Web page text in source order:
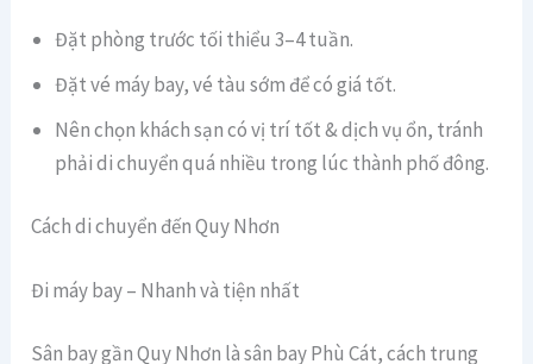
Đặt phòng trước tối thiểu 3–4 tuần.
Đặt vé máy bay, vé tàu sớm để có giá tốt.
Nên chọn khách sạn có vị trí tốt & dịch vụ ổn, tránh
phải di chuyển quá nhiều trong lúc thành phố đông.
Cách di chuyển đến Quy Nhơn
Đi máy bay – Nhanh và tiện nhất
Sân bay gần Quy Nhơn là sân bay Phù Cát, cách trung